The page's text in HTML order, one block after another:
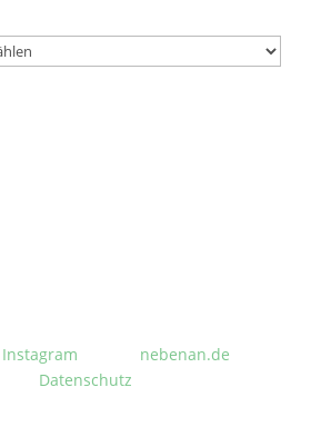
Instagram
nebenan.de
Datenschutz